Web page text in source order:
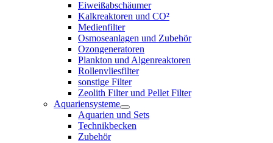
Eiweißabschäumer
Kalkreaktoren und CO²
Medienfilter
Osmoseanlagen und Zubehör
Ozongeneratoren
Plankton und Algenreaktoren
Rollenvliesfilter
sonstige Filter
Zeolith Filter und Pellet Filter
Aquariensysteme
Aquarien und Sets
Technikbecken
Zubehör